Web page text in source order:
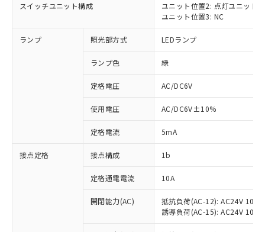
スイッチユニット構成
ユニット位置2: 点灯ユニット
ユニット位置3: NC
ランプ 照光部方式 LEDランプ
ランプ色 緑
定格電圧 AC/DC6V
使用電圧 AC/DC6V±10%
定格電流 5mA
接点定格 接点構成 1b
定格通電電流 10A
開閉能力(AC)
抵抗負荷(AC-12): AC24V 10A/
誘導負荷(AC-15): AC24V
以下の条件をお読みいただき、同意のうえ
本サービスは、当社制御機器事業取扱
商品の当社在庫状況および標準価格
(税抜)を提供させていただくもので
当社制御機器事業取扱商品の中には、
本サービスの対象外となる商品もある
非含有に対応した製品が提供可能な商品で
対応予定：EU RoHS指令（10物質）の非含
有に対応した製品に切り替える予定のある
対応予定なし：EU RoHS指令（10物質）の
非含有に非対応の商品で、対応品を出す予
調査・確認中：EU RoHS指令（10物質）の
非含有の対応状況を調査中または確認中の
非該当品：ライセンス料など無形物で、有
害物質有無と関係のない商品です。
仕入先様の事情により、非含有部品として
「○」：最大均質材料含有率が中国RoHSの
基準値以下であることを示します。
「×」：最大均質材料含有率が中国RoHSの